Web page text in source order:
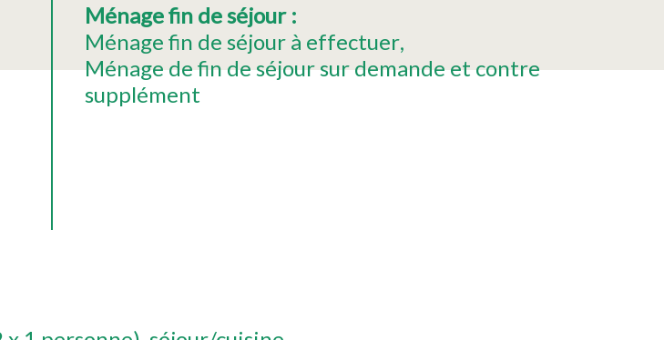
Ménage fin de séjour :
Ménage fin de séjour à effectuer
Ménage de fin de séjour sur demande et contre
supplément